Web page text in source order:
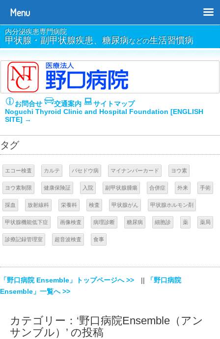
内分泌疾患専門病院
甲状腺・副甲状腺疾患、糖尿病などの生活習慣病
お問合せ 交通案内
サイトマップ
Noguchi Thyroid Clinic and Hospital Foundation [ENGLISH
SITE] →
タグ
エコー検査 カルテ バセドウ病 マイナンバーカード ヨウ素
ヨウ素制限 健康保険証 入院 副甲状腺腫瘍 合併症 外来 手術
採血 放射線科 栄養科 検査 甲状腺がん 甲状腺ホルモン剤
甲状腺機能低下症 画像検査 病理診断 糖尿病 細胞診 薬 薬局
診療記録管理室 超音波検査 食事
「野口病院 Ensemble」トップページへ >> ||
「野口病院
Ensemble」一覧へ >>
カテゴリー：‘野口病院Ensemble（アン
サンブル）’ の投稿
Menu